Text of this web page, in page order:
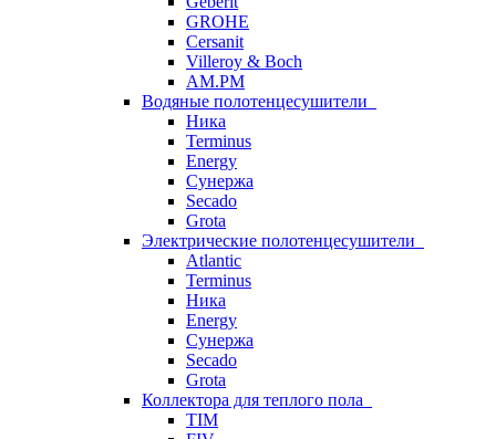
GROHE
Cersanit
Villeroy & Boch
AM.PM
Водяные полотенцесушители
Ника
Terminus
Energy
Сунержа
Secado
Grota
Электрические полотенцесушители
Atlantic
Terminus
Ника
Energy
Сунержа
Secado
Grota
Коллектора для теплого пола
TIM